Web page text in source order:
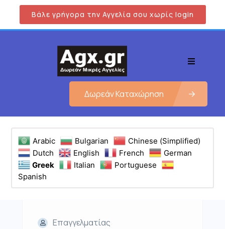
Βάλε γρήγορα την Αγγελία σου χωρίς login
Δωρεάν Καταχώρηση
Arabic Bulgarian
Chinese (Simplified)
Dutch
English French
German
Greek
Italian
Portuguese
Spanish
Επαγγελματίας